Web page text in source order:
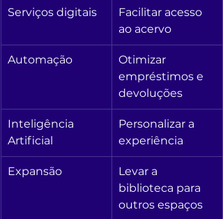
Serviços digitais
Facilitar acesso
ao acervo
Automação
Otimizar
empréstimos e
devoluções
Inteligência
Artificial
Personalizar a
experiência
Expansão
Levar a
biblioteca para
outros espaços